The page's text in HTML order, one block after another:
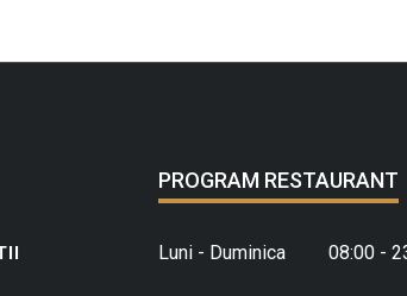
PROGRAM RESTAURANT
Luni - Duminica 08:00 -